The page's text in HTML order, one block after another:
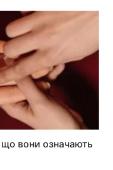
що вони означають